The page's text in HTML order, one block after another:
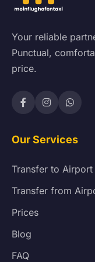
Your reliable
Punctual,
price.
Our Services
Transfer to Airport
Transfer from
Prices
Blog
FAQ